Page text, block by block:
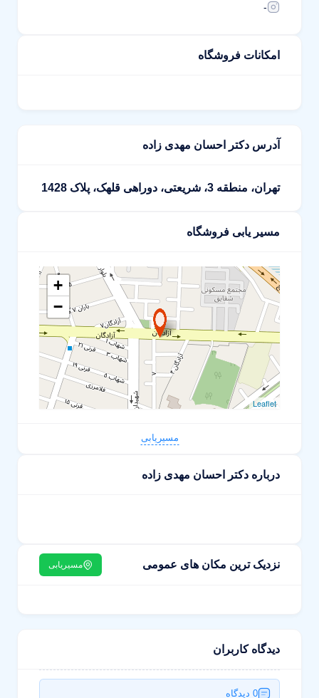
-
امکانات فروشگاه
آدرس دکتر احسان مهدی زاده
تهران، منطقه 3، شریعتی، دوراهی قلهک، پلاک 1428
مسیر یابی فروشگاه
+
−
Leaflet
مسیریابی
درباره دکتر احسان مهدی زاده
نزدیک ترین مکان های عمومی مسیریابی
دیدگاه کاربران
0 دیدگاه